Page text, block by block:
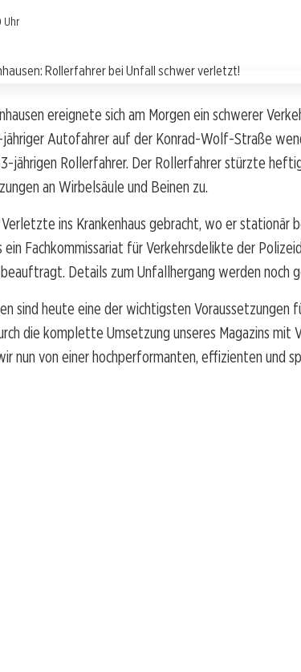
Uhr
ereignete sich am Morgen ein schwerer
Autofahrer auf der Konrad-Wolf-Straße
jährigen Rollerfahrer. Der Rollerfahrer stürzte
an Wirbelsäule und Beinen zu.
ins Krankenhaus gebracht, wo er stationär
Fachkommissariat für Verkehrsdelikte der
Details zum Unfallhergang werden noch
sind heute eine der wichtigsten Voraussetzungen
die komplette Umsetzung unseres Magazins mit
nun von einer hochperformanten, effizienten und